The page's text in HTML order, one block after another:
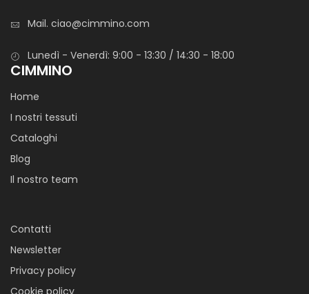
Mail. ciao@cimmino.com
Lunedì - Venerdì: 9:00 - 13:30 / 14:30 - 18:00
CIMMINO
Home
I nostri tessuti
Cataloghi
Blog
Il nostro team
Contatti
Newsletter
Privacy policy
Cookie policy